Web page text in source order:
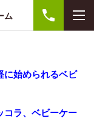
ム
に始められるベビ
コラ、ベビーケー